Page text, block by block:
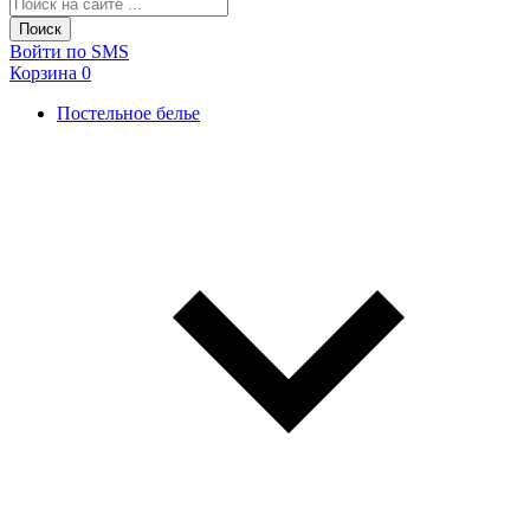
Поиск
Войти по SMS
Корзина 0
Постельное белье